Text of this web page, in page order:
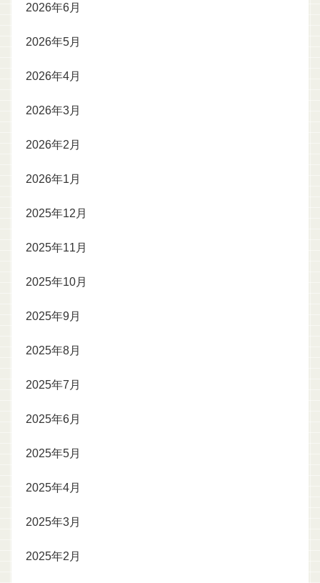
2026年6月
2026年5月
2026年4月
2026年3月
2026年2月
2026年1月
2025年12月
2025年11月
2025年10月
2025年9月
2025年8月
2025年7月
2025年6月
2025年5月
2025年4月
2025年3月
2025年2月